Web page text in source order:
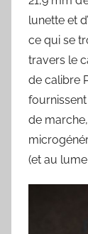
lunette et
ce qui se
travers le
de calibre
de
(et au